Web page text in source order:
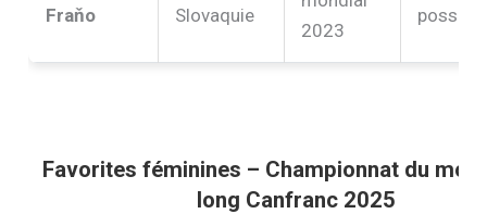
Fraňo
Slovaquie
2023
possible
Favorites féminines – Championnat du
long Canfranc 2025